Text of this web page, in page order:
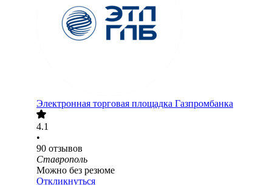
Электронная торговая площадка Газпромбанка
4.1
•
90 отзывов
Ставрополь
Можно без резюме
Откликнуться